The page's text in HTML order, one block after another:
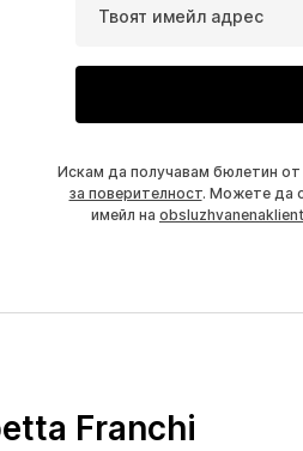
Твоят имейл адрес
Искам да получавам бюлетин от
за поверителност. Можете да
имейл на
Franchi